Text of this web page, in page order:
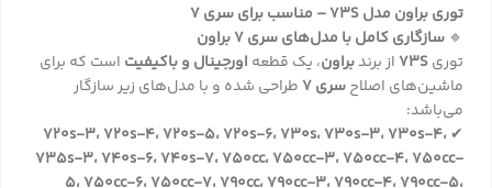
توری براون مدل 73S – مناسب برای سری 7
🔹 سازگاری کامل با مدل‌های سری 7 براون
توری73Sاز برندبراون، یک قطعه اورجینال و باکیفیت است که برای
ماشین‌های اصلاحسری 7
طراحی شده و با مدل‌های زیر سازگار
می‌باشد:
✔ 720s-3، 720s-4، 720s-5، 720s-6، 730s، 730s-3، 730s-4،
735s-3، 740s-6، 740s-7، 750cc، 750cc-3، 750cc-4، 750cc-